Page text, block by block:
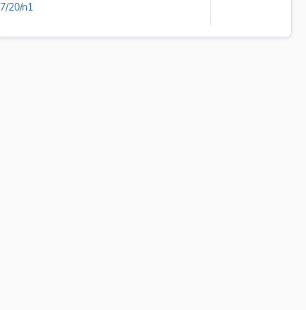
7/20/n1